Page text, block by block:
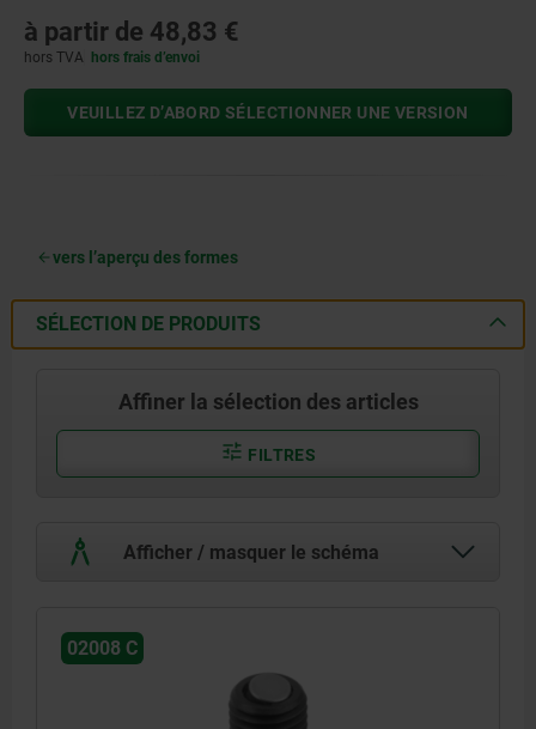
à partir de 48,83 €
hors TVA hors frais d’envoi
VEUILLEZ D’ABORD SÉLECTIONNER UNE VERSION
vers l’aperçu des formes
SÉLECTION DE PRODUITS
Affiner la sélection des articles
FILTRES
Afficher / masquer le schéma
02008 C